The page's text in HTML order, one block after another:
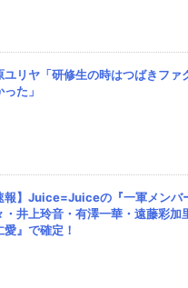
ユリヤ「研修生の時はつばきファ
た」
報】Juice=Juiceの『一軍メン
・井上玲音・有澤一華・遠藤彩加
愛』で確定！